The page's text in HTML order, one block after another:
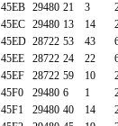
45EB 29480 21 3
45EC 29480 13 14
45ED 28722 53 43
45EE 28722 24 22
45EF 28722 59 10
45F0 29480 6 1
45F1 29480 40 14